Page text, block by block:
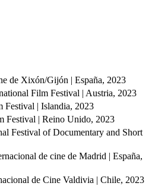
de Xixón/Gijón | España, 2023
Film Festival | Austria, 2023
| Islandia, 2023
Festival | Reino Unido, 2023
Festival of Documentary and Short
de cine de Madrid | España,
de Cine Valdivia | Chile, 2023